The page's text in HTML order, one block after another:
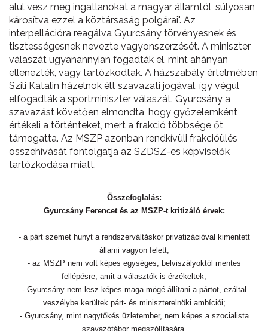
alul vesz meg ingatlanokat a magyar államtól, súlyosan
károsítva ezzel a köztársaság polgárai". Az
interpellációra reagálva Gyurcsány törvényesnek és
tisztességesnek nevezte vagyonszerzését. A miniszter
válaszát ugyanannyian fogadták el, mint ahányan
ellenezték, vagy tartózkodtak. A házszabály értelmében
Szili Katalin házelnök élt szavazati jogával, így végül
elfogadták a sportminiszter válaszát. Gyurcsány a
szavazást követően elmondta, hogy győzelemként
értékeli a történteket, mert a frakció többsége őt
támogatta. Az MSZP azonban rendkívüli frakcióülés
összehívását fontolgatja az SZDSZ-es képviselők
tartózkodása miatt.
Összefoglalás:
Gyurcsány Ferencet és az MSZP-t kritizáló érvek:
- a párt szemet hunyt a rendszerváltáskor privatizációval kimentett
állami vagyon felett;
- az MSZP nem volt képes egységes, belviszályoktól mentes
fellépésre, amit a választók is érzékeltek;
- Gyurcsány nem lesz képes maga mögé állítani a pártot, ezáltal
veszélybe kerültek párt- és miniszterelnöki ambíciói;
- Gyurcsány, mint nagytőkés üzletember, nem képes a szocialista
szavazótábor megszólítására.